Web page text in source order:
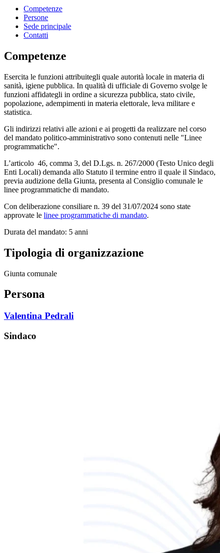
Competenze
Persone
Sede principale
Contatti
Competenze
Esercita le funzioni attribuitegli quale autorità locale in materia di
sanità, igiene pubblica. In qualità di ufficiale di Governo svolge le
funzioni affidategli in ordine a sicurezza pubblica, stato civile,
popolazione, adempimenti in materia elettorale, leva militare e
statistica.
Gli indirizzi relativi alle azioni e ai progetti da realizzare nel corso
del mandato politico-amministrativo sono contenuti nelle "Linee
programmatiche".
L’articolo 46, comma 3, del D.Lgs. n. 267/2000 (Testo Unico degli
Enti Locali) demanda allo Statuto il termine entro il quale il Sindaco,
previa audizione della Giunta, presenta al Consiglio comunale le
linee programmatiche di mandato.
Con deliberazione consiliare n. 39 del 31/07/2024 sono state
approvate le linee programmatiche di mandato.
Durata del mandato: 5 anni
Tipologia di organizzazione
Giunta comunale
Persona
Valentina Pedrali
Sindaco